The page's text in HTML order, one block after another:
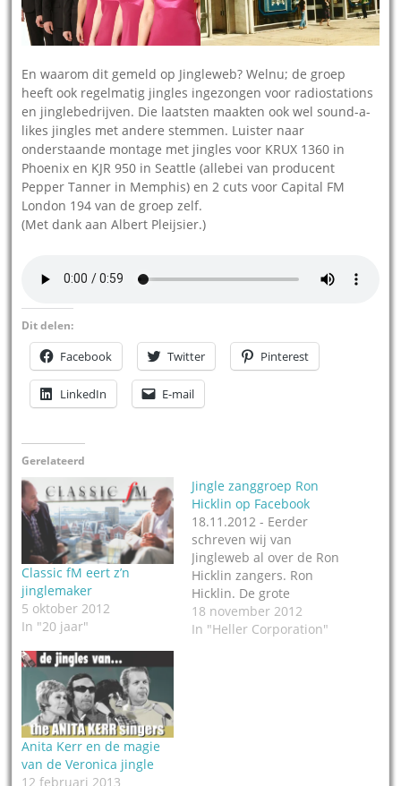
En waarom dit gemeld op Jingleweb? Welnu; de groep
heeft ook regelmatig jingles ingezongen voor radiostations
en jinglebedrijven. Die laatsten maakten ook wel sound-a-
likes jingles met andere stemmen. Luister naar
onderstaande montage met jingles voor KRUX 1360 in
Phoenix en KJR 950 in Seattle (allebei van producent
Pepper Tanner in Memphis) en 2 cuts voor Capital FM
London 194 van de groep zelf.
(Met dank aan Albert Pleijsier.)
Dit delen:
Facebook Twitter Pinterest
LinkedIn E-mail
Gerelateerd
Classic fM eert z’n
jinglemaker
5 oktober 2012
In "20 jaar"
Jingle zanggroep Ron
Hicklin op Facebook
18.11.2012 - Eerder
schreven wij van
Jingleweb al over de Ron
Hicklin zangers. Ron
Hicklin. De grote
onbekende in de
popmuziek, zelden staat
18 november 2012
In "Heller Corporation"
Anita Kerr en de magie
van de Veronica jingle
12 februari 2013